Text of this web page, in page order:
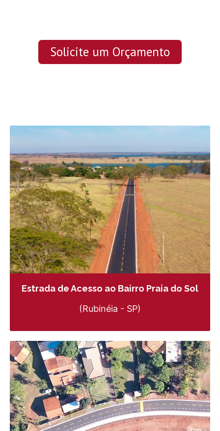
Solicite um Orçamento
Estrada de Acesso ao Bairro Praia do Sol
(Rubinéia - SP)